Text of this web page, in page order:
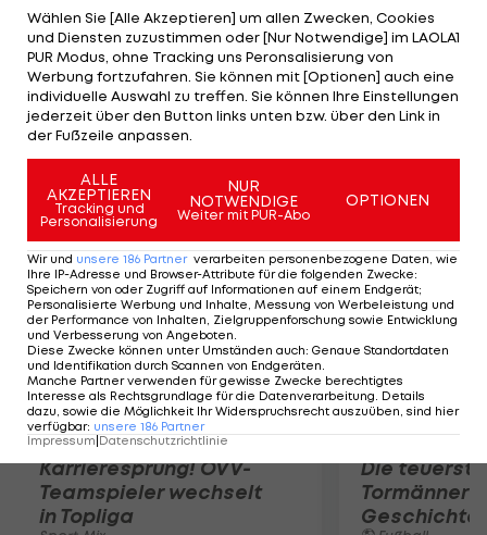
geschlagen geben. Im Entscheidungssatz haben
die Österreicherinnen, die sich am Block
abwechseln, mehrere Matchbälle. Im letzten
Gruppenspiel treffen Schwaiger und Hansel auf
die noch ungeschlagenen Goricanec/Hüberli (SUI).
Bei einem Sieg ist auch der Gruppensieg möglich.
Mehr zum Thema
Karrieresprung! ÖVV-
Teamspieler wechselt
in Topliga
Die
Tormänner
Geschichte
Wählen Sie [Alle Akzeptieren] um allen Zwecken, Cookies
und Diensten zuzustimmen oder [Nur Notwendige] im LAOLA1
PUR Modus, ohne Tracking uns Peronsalisierung von
Werbung fortzufahren. Sie können mit [Optionen] auch eine
individuelle Auswahl zu treffen. Sie können Ihre Einstellungen
jederzeit über den Button links unten bzw. über den Link in
der Fußzeile anpassen.
ALLE
AKZEPTIEREN
Tracking und
Personalisierung
NUR
NOTWENDIGE
Weiter mit PUR-Abo
OPTIONEN
Wir und unsere 186 Partner verarbeiten personenbezogene Daten, wie
Ihre IP-Adresse und Browser-Attribute für die folgenden Zwecke:
Speichern von oder Zugriff auf Informationen auf einem Endgerät;
Personalisierte Werbung und Inhalte, Messung von Werbeleistung und
der Performance von Inhalten, Zielgruppenforschung sowie Entwicklung
und Verbesserung von Angeboten.
Diese Zwecke können unter Umständen auch: Genaue Standortdaten
und Identifikation durch Scannen von Endgeräten.
Manche Partner verwenden für gewisse Zwecke berechtigtes
Interesse als Rechtsgrundlage für die Datenverarbeitung. Details
dazu, sowie die Möglichkeit Ihr Widerspruchsrecht auszuüben, sind hier
verfügbar: unsere 186 Partner
Impressum Datenschutzrichtlinie